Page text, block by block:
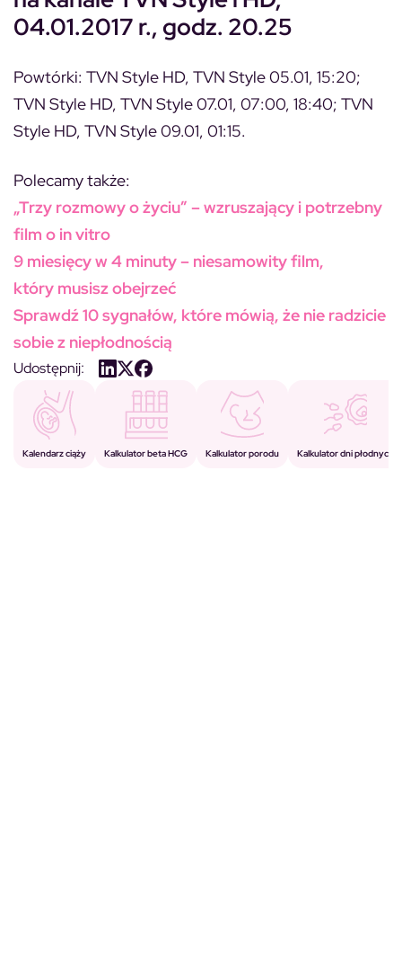
04.01.2017 r., godz. 20.25
Powtórki: TVN Style HD, TVN Style 05.01, 15:20;
TVN Style HD, TVN Style 07.01, 07:00, 18:40; TVN
Style HD, TVN Style 09.01, 01:15.
Polecamy także:
„Trzy rozmowy o życiu” – wzruszający i potrzebny
film o in vitro
9 miesięcy w 4 minuty – niesamowity film,
który musisz obejrzeć
Sprawdź 10 sygnałów, które mówią, że nie radzicie
sobie z niepłodnością
Udostępnij:
Kalendarz ciąży Kalkulator beta HCG Kalkulator porodu Kalkulator dni płodnych